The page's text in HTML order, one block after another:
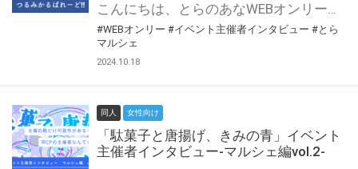
こんにちは、とらのあなWEBオンリー運営スタッフです。 新たにお届けする、イベント主催者インタビュー-マルシェ編-は、 とらのあなWEBオンリー「マルシェ」をご利用した主催様に 「マルシェ」を使って開催した感想や心がけをお聞きする企画です。 今回は、WEBオンリー初開催「つるみかるぱれーど
#WEBオンリー #イベント主催者インタビュー #とら
マルシェ
2024.10.18
同人 女性向け
「駄菓子と唐揚げ、きみの青」イベント
主催者インタビュー-マルシェ編vol.2-